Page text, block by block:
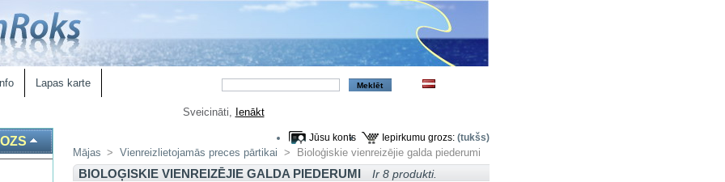
Lapas karte
Sveicināti, Ienākt
Iepirkumu grozs: (tukšs)
Jūsu konts
Mājas > Vienreizlietojamās preces pārtikai > Bioloģiskie vienreizējie galda piederumi
BIOLOĢISKIE VIENREIZĒJIE GALDA PIEDERUMI
Ir 8 produkti.